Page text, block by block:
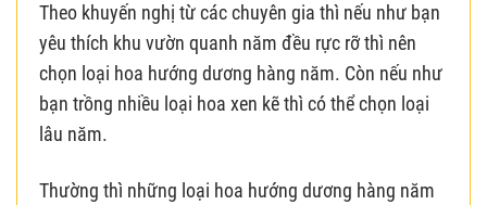
Theo khuyến nghị từ các chuyên gia thì nếu như bạn
yêu thích khu vườn quanh năm đều rực rỡ thì nên
chọn loại hoa hướng dương hàng năm. Còn nếu như
bạn trồng nhiều loại hoa xen kẽ thì có thể chọn loại
lâu năm.
Thường thì những loại hoa hướng dương hàng năm